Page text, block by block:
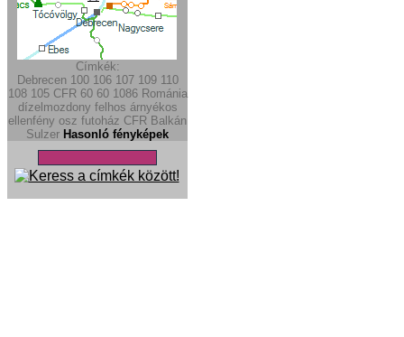
Címkék:
Debrecen 100 106 107 109 110
108 105 CFR 60 60 1086 Románia
dízelmozdony felhos árnyékos
ellenfény osz futoház CFR Balkán
Sulzer Hasonló fényképek